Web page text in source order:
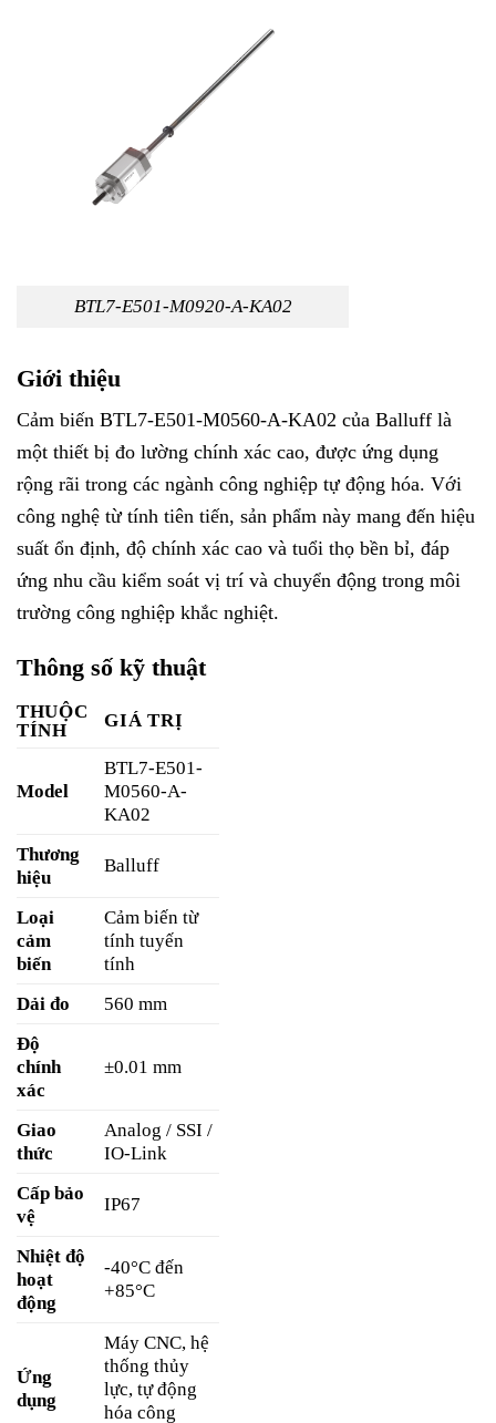
BTL7-E501-M0920-A-KA02
Giới thiệu
Cảm biến BTL7-E501-M0560-A-KA02 của Balluff là
một thiết bị đo lường chính xác cao, được ứng dụng
rộng rãi trong các ngành công nghiệp tự động hóa. Với
công nghệ từ tính tiên tiến, sản phẩm này mang đến hiệu
suất ổn định, độ chính xác cao và tuổi thọ bền bỉ, đáp
ứng nhu cầu kiểm soát vị trí và chuyển động trong môi
trường công nghiệp khắc nghiệt.
Thông số kỹ thuật
THUỘC
TÍNH
GIÁ TRỊ
Model
BTL7-E501-
M0560-A-
KA02
Thương
hiệu
Balluff
Loại
cảm
biến
Cảm biến từ
tính tuyến
tính
Dải đo
560 mm
Độ
chính
xác
±0.01 mm
Giao
thức
Analog / SSI /
IO-Link
Cấp bảo
vệ
IP67
Nhiệt độ
hoạt
động
-40°C đến
+85°C
Ứng
dụng
Máy CNC, hệ
thống thủy
lực, tự động
hóa công